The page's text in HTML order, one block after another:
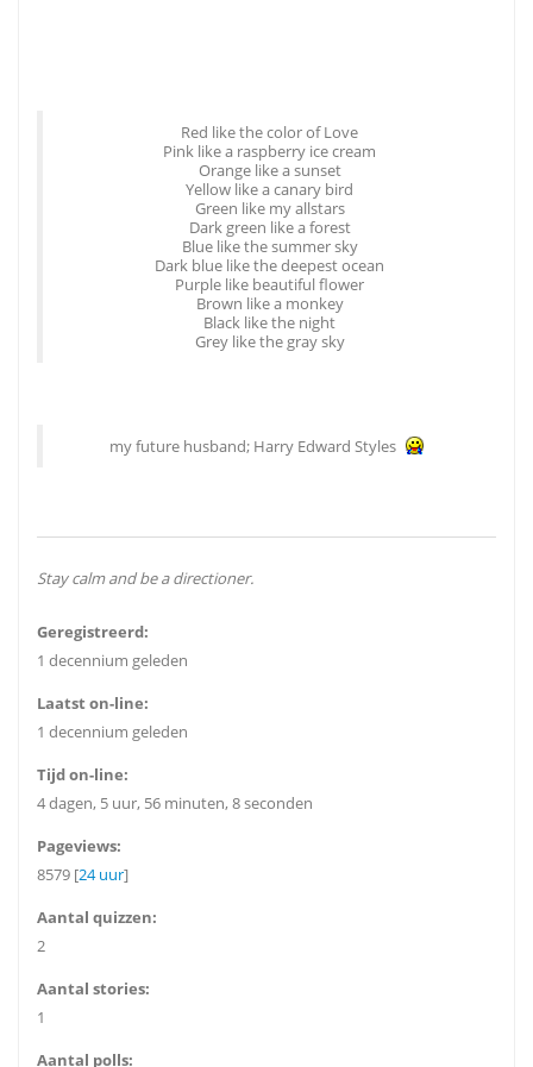
Red like the color of Love
Pink like a raspberry ice cream
Orange like a sunset
Yellow like a canary bird
Green like my allstars
Dark green like a forest
Blue like the summer sky
Dark blue like the deepest ocean
Purple like beautiful flower
Brown like a monkey
Black like the night
Grey like the gray sky
my future husband; Harry Edward Styles
Stay calm and be a directioner.
Geregistreerd:
1 decennium geleden
Laatst on-line:
1 decennium geleden
Tijd on-line:
4 dagen, 5 uur, 56 minuten, 8 seconden
Pageviews:
8579 [24 uur]
Aantal quizzen:
2
Aantal stories:
1
Aantal polls: